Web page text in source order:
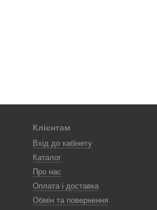
Клієнтам
Вхід до кабінету
Каталог
Про нас
Оплата і доставка
Обмін та повернення